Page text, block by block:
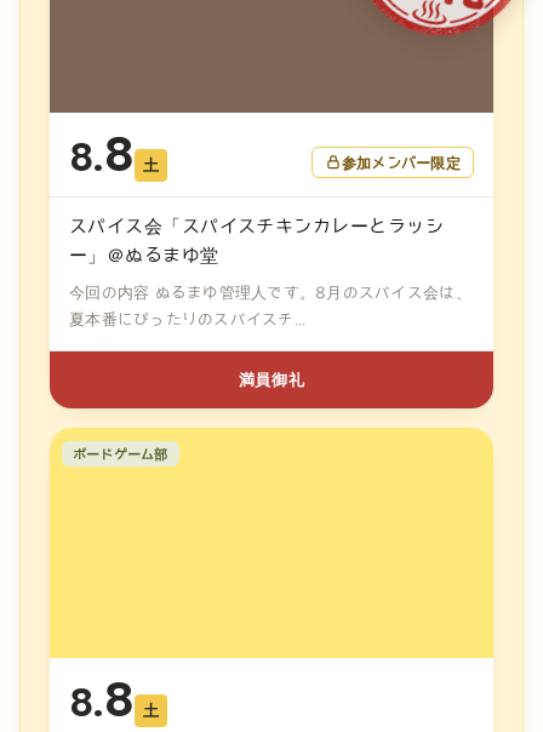
8.8 土 参加メンバー限定
スパイス会「スパイスチキンカレーとラッシ
ー」＠ぬるまゆ堂
今回の内容 ぬるまゆ管理人です。8月のスパイス会は、
夏本番にぴったりのスパイスチ...
満員御礼
ボードゲーム部
8.8 土